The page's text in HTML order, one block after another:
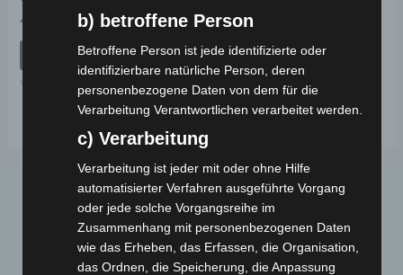
Bewertet
0
49,00
IN DEN WARENKORB
VS2
b) betroffene Person
Betroffene Person ist jede identifizierte oder
identifizierbare natürliche Person, deren
personenbezogene Daten von dem für die
Verarbeitung Verantwortlichen verarbeitet werden.
c) Verarbeitung
Verarbeitung ist jeder mit oder ohne Hilfe
automatisierter Verfahren ausgeführte Vorgang
oder jede solche Vorgangsreihe im
Zusammenhang mit personenbezogenen Daten
wie das Erheben, das Erfassen, die Organisation,
das Ordnen, die Speicherung, die Anpassung